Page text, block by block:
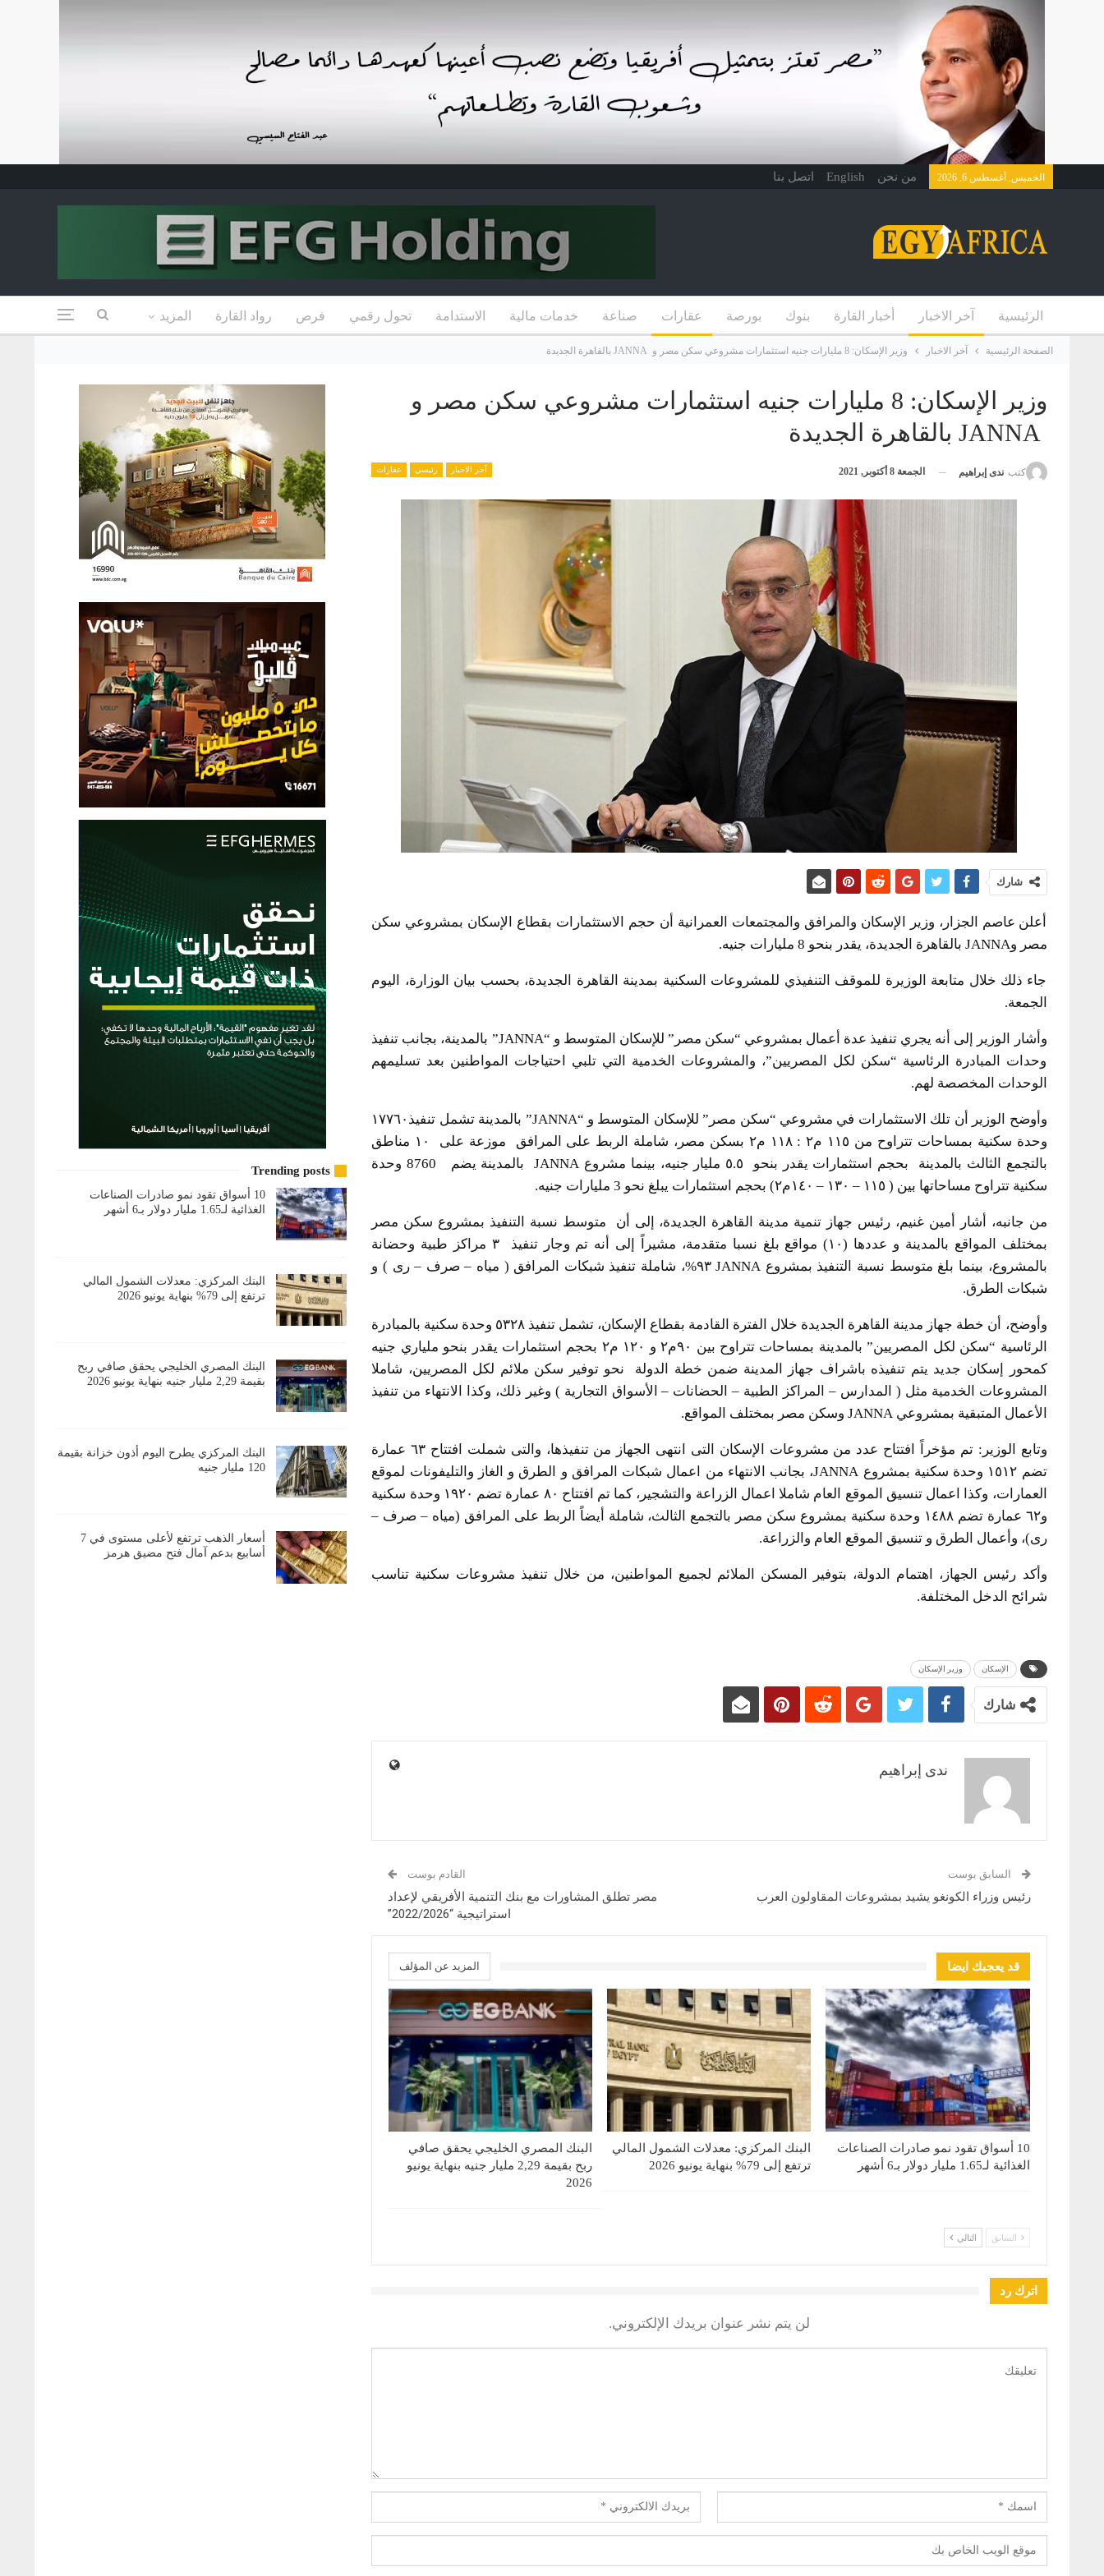
الخميس, أغسطس 6, 2026 من نحن English اتصل بنا
الرئيسية آخر الاخبار أخبار القارة بنوك بورصة عقارات صناعة خدمات مالية الاستدامة تحول رقمي فرص رواد القارة المزيد
الصفحة الرئيسية آخر الاخبار وزير الإسكان: 8 مليارات جنيه استثمارات مشروعي سكن مصر و JANNA بالقاهرة الجديدة
وزير الإسكان: 8 مليارات جنيه استثمارات مشروعي سكن مصر و
آخر الاخبار رئيسي عقارات كتب ندى إبراهيم الجمعة 8 أكتوبر, 2021
شارك
أعلن عاصم الجزار، وزير الإسكان والمرافق والمجتمعات العمرانية أن حجم الاستثمارات بقطاع الإسكان بمشروعي سكن
مصر وJANNA بالقاهرة الجديدة، يقدر بنحو 8 مليارات جنيه.
جاء ذلك خلال متابعة الوزيرة للموقف التنفيذي للمشروعات السكنية بمدينة القاهرة الجديدة، بحسب بيان الوزارة، اليوم
الجمعة.
وأشار الوزير إلى أنه يجري تنفيذ عدة أعمال بمشروعي “سكن مصر” للإسكان المتوسط و “JANNA” بالمدينة، بجانب تنفيذ
وحدات المبادرة الرئاسية “سكن لكل المصريين”، والمشروعات الخدمية التي تلبي احتياجات المواطنين بعد تسليمهم
الوحدات المخصصة لهم.
وأوضح الوزير أن تلك الاستثمارات في مشروعي “سكن مصر” للإسكان المتوسط و “JANNA” بالمدينة تشمل تنفيذ١٧٧٦٠
وحدة سكنية بمساحات تتراوح من ١١٥ م٢ : ١١٨ م٢ بسكن مصر، شاملة الربط على المرافق موزعة على ١٠ مناطق
بالتجمع الثالث بالمدينة بحجم استثمارات يقدر بنحو ٥.٥ مليار جنيه، بينما مشروع JANNA بالمدينة يضم 8760 وحدة
سكنية تتراوح مساحاتها بين ( ١١٥ – ١٣٠ – ١٤٠م٢) بحجم استثمارات يبلغ نحو 3 مليارات جنيه.
من جانبه، أشار أمين غنيم، رئيس جهاز تنمية مدينة القاهرة الجديدة، إلى أن متوسط نسبة التنفيذ بمشروع سكن مصر
بمختلف المواقع بالمدينة و عددها (١٠) مواقع بلغ نسبا متقدمة، مشيراً إلى أنه تم وجار تنفيذ ٣ مراكز طبية وحضانة
بالمشروع، بينما بلغ متوسط نسبة التنفيذ بمشروع JANNA ٩٣%، شاملة تنفيذ شبكات المرافق ( مياه – صرف – رى ) و
شبكات الطرق.
وأوضح، أن خطة جهاز مدينة القاهرة الجديدة خلال الفترة القادمة بقطاع الإسكان، تشمل تنفيذ ٥٣٢٨ وحدة سكنية بالمبادرة
الرئاسية “سكن لكل المصريين” بالمدينة بمساحات تتراوح بين ٩٠م٢ و ١٢٠ م٢ بحجم استثمارات يقدر بنحو ملياري جنيه
كمحور إسكان جديد يتم تنفيذه باشراف جهاز المدينة ضمن خطة الدولة نحو توفير سكن ملائم لكل المصريين، شاملا
المشروعات الخدمية مثل ( المدارس – المراكز الطبية – الحضانات – الأسواق التجارية ) وغير ذلك، وكذا الانتهاء من تنفيذ
الأعمال المتبقية بمشروعي JANNA وسكن مصر بمختلف المواقع.
وتابع الوزير: تم مؤخراً افتتاح عدد من مشروعات الإسكان التى انتهى الجهاز من تنفيذها، والتى شملت افتتاح ٦٣ عمارة
تضم ١٥١٢ وحدة سكنية بمشروع JANNA، بجانب الانتهاء من اعمال شبكات المرافق و الطرق و الغاز والتليفونات لموقع
العمارات، وكذا اعمال تنسيق الموقع العام شاملا اعمال الزراعة والتشجير، كما تم افتتاح ٨٠ عمارة تضم ١٩٢٠ وحدة سكنية
و٦٢ عمارة تضم ١٤٨٨ وحدة سكنية بمشروع سكن مصر بالتجمع الثالث، شاملة أيضاً الربط على المرافق (مياه – صرف –
رى)، وأعمال الطرق و تنسيق الموقع العام والزراعة.
وأكد رئيس الجهاز، اهتمام الدولة، بتوفير المسكن الملائم لجميع المواطنين، من خلال تنفيذ مشروعات سكنية تناسب
شرائح الدخل المختلفة.
الإسكان وزير الإسكان
شارك
ندى إبراهيم
السابق بوست
رئيس وزراء الكونغو يشيد بمشروعات المقاولون العرب
القادم بوست
مصر تطلق المشاورات مع بنك التنمية الأفريقي لإعداد
استراتيجية “2022/2026”
قد يعجبك ايضا المزيد عن المؤلف
10 أسواق تقود نمو صادرات الصناعات
الغذائية لـ1.65 مليار دولار بـ6 أشهر
البنك المركزي: معدلات الشمول المالي
ترتفع إلى 79% بنهاية يونيو 2026
البنك المصري الخليجي يحقق صافي
ربح بقيمة 2,29 مليار جنيه بنهاية يونيو
2026
السابق التالي
اترك رد
لن يتم نشر عنوان بريدك الإلكتروني.
Trending posts
10 أسواق تقود نمو صادرات الصناعات
الغذائية لـ1.65 مليار دولار بـ6 أشهر
البنك المركزي: معدلات الشمول المالي
ترتفع إلى 79% بنهاية يونيو 2026
البنك المصري الخليجي يحقق صافي ربح
بقيمة 2,29 مليار جنيه بنهاية يونيو 2026
البنك المركزي يطرح اليوم أذون خزانة بقيمة
120 مليار جنيه
أسعار الذهب ترتفع لأعلى مستوى في 7
أسابيع بدعم آمال فتح مضيق هرمز